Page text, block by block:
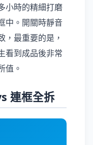
小時的精細打磨
中。開關時靜音
，最重要的是，
看到成品後非常
值。
連框全拆